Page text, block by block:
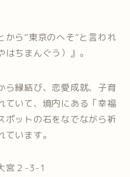
から”東京のへそ”と言われ
ちまんぐう）』。
ら縁結び、恋愛成就、子育
ていて、境内にある「幸福
ポットの石をなでながら祈
います。
宮２-3-1